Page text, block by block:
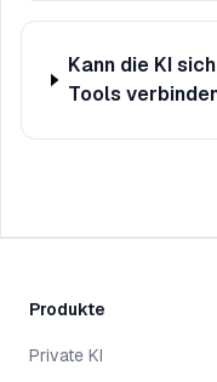
Kann die KI
Tools
Produkte
Private KI